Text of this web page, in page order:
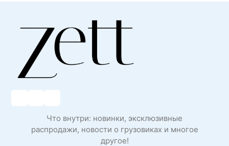
Что внутри: новинки, эксклюзивные
распродажи, новости о грузовиках и многое
другое!